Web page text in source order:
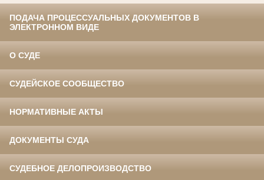
ПОДАЧА ПРОЦЕССУАЛЬНЫХ ДОКУМЕНТОВ В
ЭЛЕКТРОННОМ ВИДЕ
О СУДЕ
СУДЕЙСКОЕ СООБЩЕСТВО
НОРМАТИВНЫЕ АКТЫ
ДОКУМЕНТЫ СУДА
СУДЕБНОЕ ДЕЛОПРОИЗВОДСТВО